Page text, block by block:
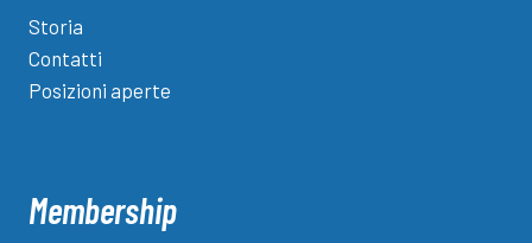
Storia
Contatti
Posizioni aperte
Membership